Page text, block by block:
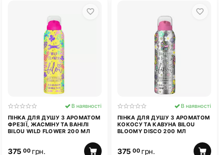
ПІНКА ДЛЯ ДУШУ З АРОМАТОМ
ФРЕЗІЇ, ЖАСМІНУ ТА ВАНІЛІ
BILOU WILD FLOWER 200 МЛ
В наявності
375 00 грн.
ПІНКА ДЛЯ ДУШУ З АРОМАТОМ
КОКОСУ ТА КАВУНА BILOU
BLOOMY DISCO 200 МЛ
В наявності
375 00 грн.